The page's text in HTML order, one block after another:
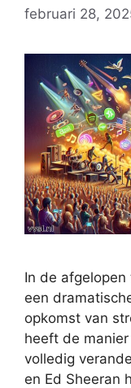
februari 28,
In de
een
opkomst van
heeft de
volledig
en Ed Sheeran